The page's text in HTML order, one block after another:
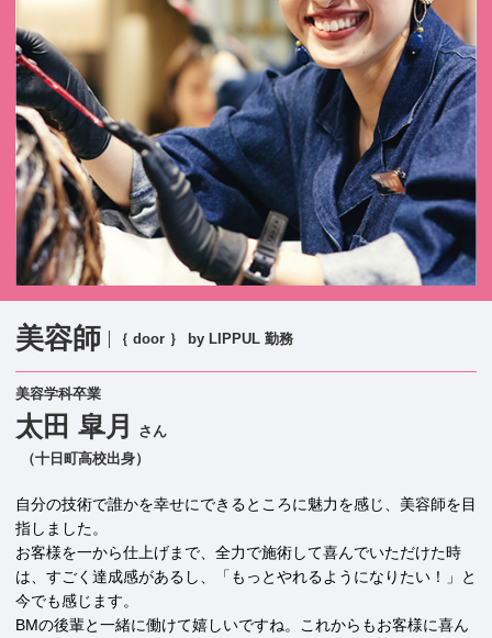
美容師 │｛ door ｝ by LIPPUL 勤務
美容学科卒業
太田 皐月
さん
（十日町高校出身）
自分の技術で誰かを幸せにできるところに魅力を感じ、美容師を目
指しました。
お客様を一から仕上げまで、全力で施術して喜んでいただけた時
は、すごく達成感があるし、「もっとやれるようになりたい！」と
今でも感じます。
BMの後輩と一緒に働けて嬉しいですね。これからもお客様に喜ん